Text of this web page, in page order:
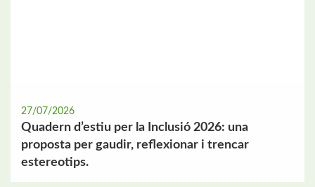
27/07/2026
Quadern d’estiu per la Inclusió 2026: una
proposta per gaudir, reflexionar i trencar
estereotips.